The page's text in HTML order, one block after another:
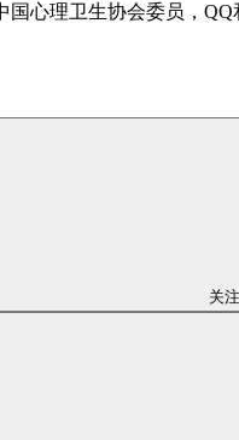
国心理卫生协会委员，QQ
关注